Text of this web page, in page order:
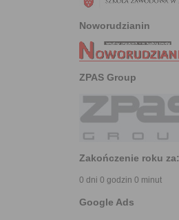
Noworudzianin
ZPAS Group
Zakończenie roku za:
0 dni 0 godzin 0 minut
Google Ads